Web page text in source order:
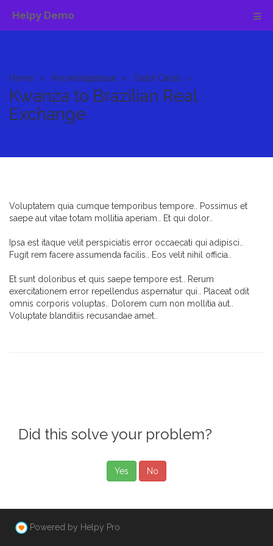
Helpy Demo
Home Knowledgebase Debit Cards
Kwanza to Brazilian Real
Exchange
Voluptatem quia cumque temporibus tempore.. Possimus et
saepe aut vitae totam mollitia aperiam.. Et qui dolor..
Ipsa est itaque velit perspiciatis error occaecati qui adipisci..
Fugit rem facere assumenda facilis.. Eos velit nihil officia..
Et sunt doloribus et quis saepe tempore est.. Rerum
exercitationem error repellendus aspernatur qui.. Placeat odit
omnis corporis voluptas.. Dolorem cum non mollitia aut..
Voluptate blanditiis recusandae amet..
Did this solve your problem?
Yes No
Powered by Helpy Pro